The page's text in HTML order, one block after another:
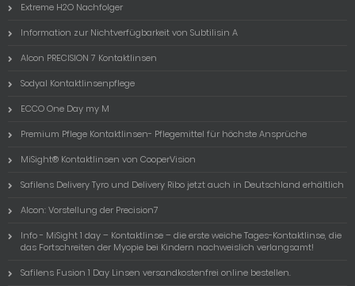
Extreme H2O Nachfolger
Information zur Nichtverfügbarkeit von Subtilisin A
Alcon PRECISION 7 Kontaktlinsen
Sodyal Kontaktlinsenpflege
ECCO One Day my M
Premium Pflege Kontaktlinsen- Pflegemittel für höchste Ansprüche
MiSight® Kontaktlinsen von CooperVision
Safilens Delivery Tyro und Delivery Ribo jetzt auch in Deutschland erhältlich
Alcon: Vorstellung der Precision7
Info - MiSight 1 day – Kontaktlinse – die erste weiche Tages-Kontaktlinse, die
das Fortschreiten der Myopie bei Kindern nachweislich verlangsamt!
Safilens Fusion 1 Day Linsen versandkostenfrei online bestellen.